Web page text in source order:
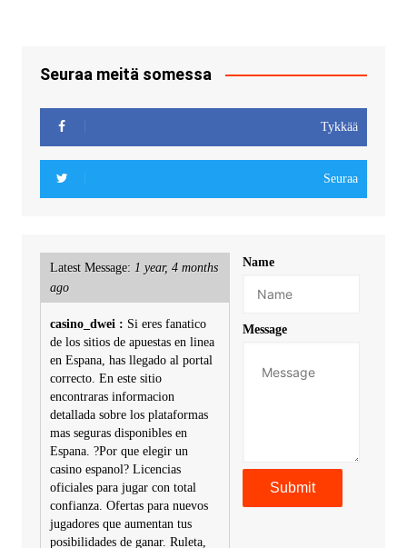
Seuraa meitä somessa
Tykkää
Seuraa
Latest Message: 1 year, 4 months
ago
casino_dwei : Si eres fanatico
de los sitios de apuestas en linea
en Espana, has llegado al portal
correcto. En este sitio
encontraras informacion
detallada sobre los plataformas
mas seguras disponibles en
Espana. ?Por que elegir un
casino espanol? Licencias
oficiales para jugar con total
confianza. Ofertas para nuevos
jugadores que aumentan tus
posibilidades de ganar. Ruleta,
Name
Message